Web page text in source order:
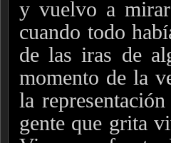
y vuelvo a
cuando todo
de las iras de
momento de la
la
gente que grita